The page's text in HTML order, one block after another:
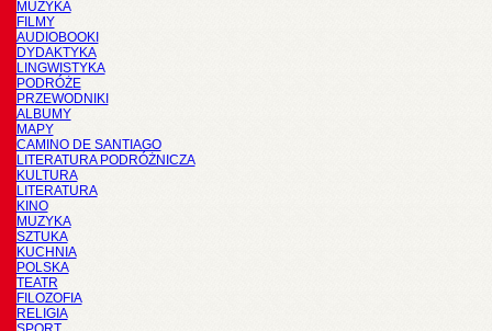
MUZYKA
FILMY
AUDIOBOOKI
DYDAKTYKA
LINGWISTYKA
PODRÓŻE
PRZEWODNIKI
ALBUMY
MAPY
CAMINO DE SANTIAGO
LITERATURA PODRÓŻNICZA
KULTURA
LITERATURA
KINO
MUZYKA
SZTUKA
KUCHNIA
POLSKA
TEATR
FILOZOFIA
RELIGIA